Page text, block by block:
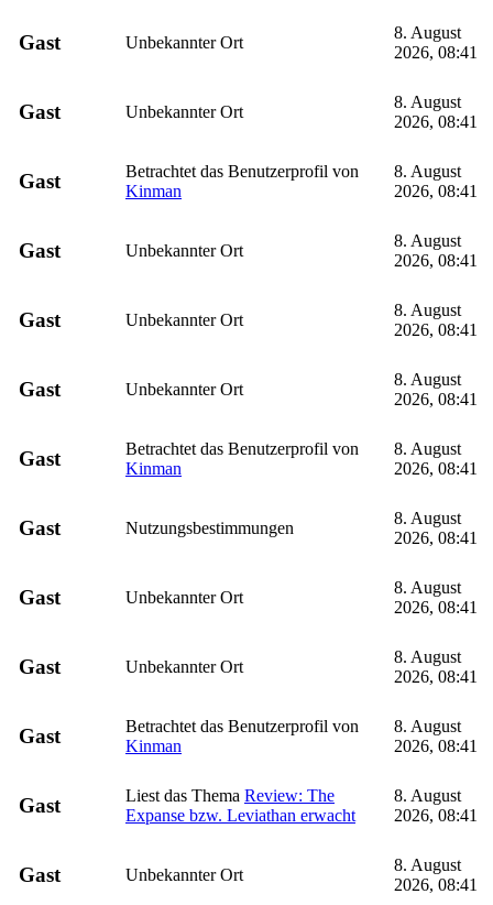
Gast Unbekannter Ort
8. August
2026, 08:41
Gast Unbekannter Ort
8. August
2026, 08:41
Gast
Betrachtet das Benutzerprofil von
Kinman
8. August
2026, 08:41
Gast Unbekannter Ort
8. August
2026, 08:41
Gast Unbekannter Ort
8. August
2026, 08:41
Gast Unbekannter Ort
8. August
2026, 08:41
Gast
Betrachtet das Benutzerprofil von
Kinman
8. August
2026, 08:41
Gast Nutzungsbestimmungen
8. August
2026, 08:41
Gast Unbekannter Ort
8. August
2026, 08:41
Gast Unbekannter Ort
8. August
2026, 08:41
Gast
Betrachtet das Benutzerprofil von
Kinman
8. August
2026, 08:41
Gast Liest das Thema Review: The
Expanse bzw. Leviathan erwacht
8. August
2026, 08:41
Gast Unbekannter Ort
8. August
2026, 08:41